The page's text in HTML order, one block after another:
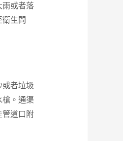
雨或者落
生問
者垃圾
。通渠
管道口附